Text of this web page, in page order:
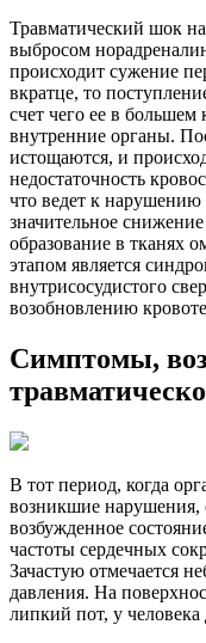
Травматический шок
выбросом
происходит сужение
вкратце, то
счет чего ее в большем
внутренние органы.
истощаются, и
недостаточность
что ведет к нарушению
значительное
образование в тканях
этапом является
внутрисосудистого
возобновлению
Симптомы,
В тот период, когда
возникшие нарушения,
возбужденное
частоты сердечных
Зачастую отмечается
давления. На
липкий пот, у